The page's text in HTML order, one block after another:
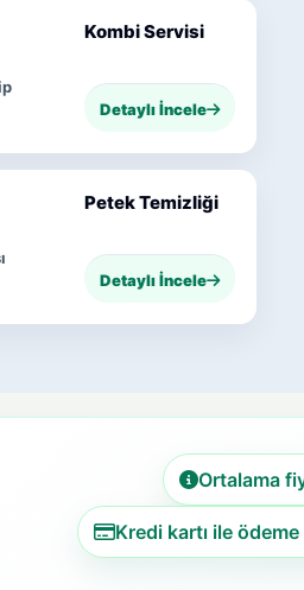
Kombi Servisi
Detaylı İncele
Petek Temizliği
Detaylı İncele
Ortalama
Kredi kartı ile